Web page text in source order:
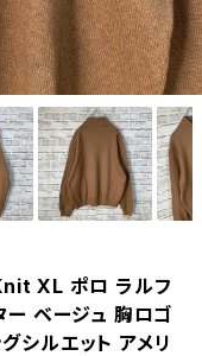
XL ポロ ラルフ
ー ベージュ 胸ロゴ
シルエット アメリ